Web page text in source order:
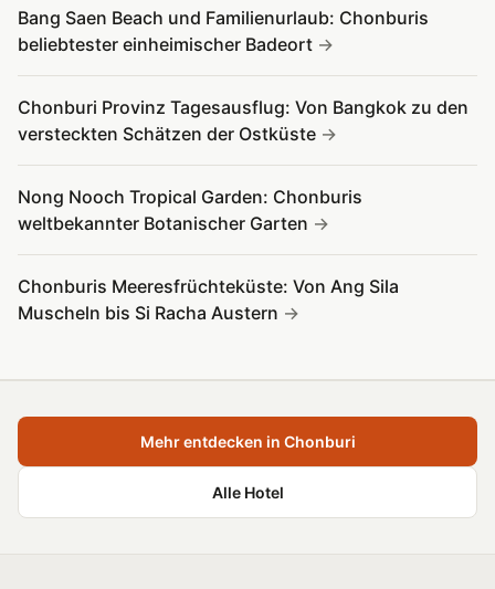
Bang Saen Beach und Familienurlaub: Chonburis
beliebtester einheimischer Badeort
Chonburi Provinz Tagesausflug: Von Bangkok zu den
versteckten Schätzen der Ostküste
Nong Nooch Tropical Garden: Chonburis
weltbekannter Botanischer Garten
Chonburis Meeresfrüchteküste: Von Ang Sila
Muscheln bis Si Racha Austern
Mehr entdecken in Chonburi
Alle Hotel